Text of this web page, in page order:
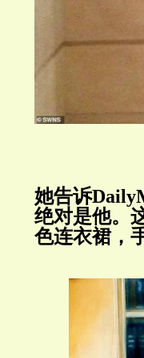
她告诉
绝对是他。
色连衣裙，